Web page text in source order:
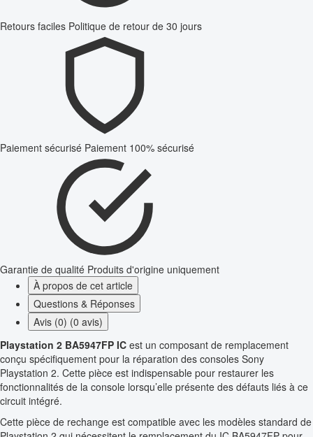
Retours faciles Politique de retour de 30 jours
Paiement sécurisé Paiement 100% sécurisé
Garantie de qualité Produits d'origine uniquement
À propos de cet article
Questions & Réponses
Avis (0) (0 avis)
Playstation 2 BA5947FP IC est un composant de remplacement
conçu spécifiquement pour la réparation des consoles Sony
Playstation 2. Cette pièce est indispensable pour restaurer les
fonctionnalités de la console lorsqu’elle présente des défauts liés à ce
circuit intégré.
Cette pièce de rechange est compatible avec les modèles standard de